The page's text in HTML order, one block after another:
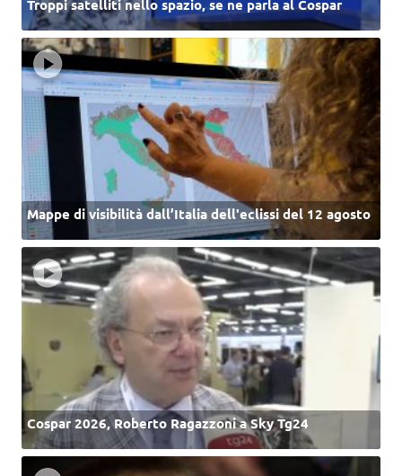
Troppi satelliti nello spazio, se ne parla al Cospar
Mappe di visibilità dall’Italia dell'eclissi del 12 agosto
Cospar 2026, Roberto Ragazzoni a Sky Tg24